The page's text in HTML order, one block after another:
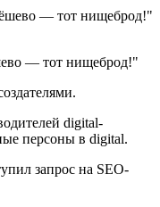
— тот нищеброд!"
digital-
персоны в digital.
запрос на SEO-